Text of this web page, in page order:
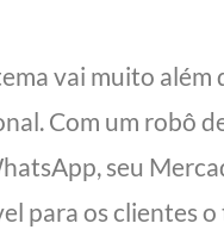
vai muito além
Com um robô
seu
para os clientes